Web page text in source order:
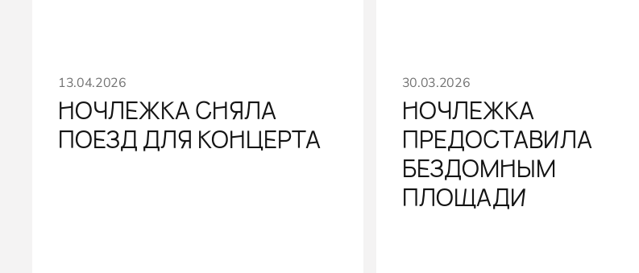
13.04.2026
НОЧЛЕЖКА СНЯЛА
ПОЕЗД ДЛЯ КОНЦЕРТА
30.03.2026
НОЧЛЕЖКА
ПРЕДОСТАВИЛА
БЕЗДОМНЫМ
ПЛОЩАДИ